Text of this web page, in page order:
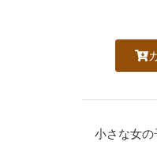
小さな女の